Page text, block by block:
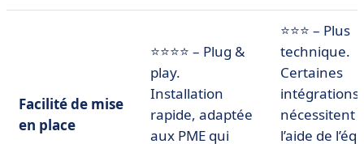
Facilité de mise
en place
⭐⭐⭐⭐ – Plug &
play.
Installation
rapide, adaptée
aux PME qui
⭐⭐⭐ – Plus
technique.
Certaines
intégrations
nécessitent
l’aide de